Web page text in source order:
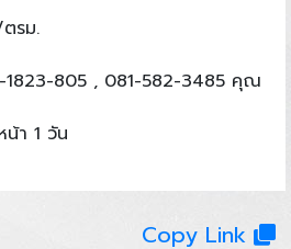
รม.
805 , 081-582-3485 คุณ
น้า 1 วัน
Copy Link